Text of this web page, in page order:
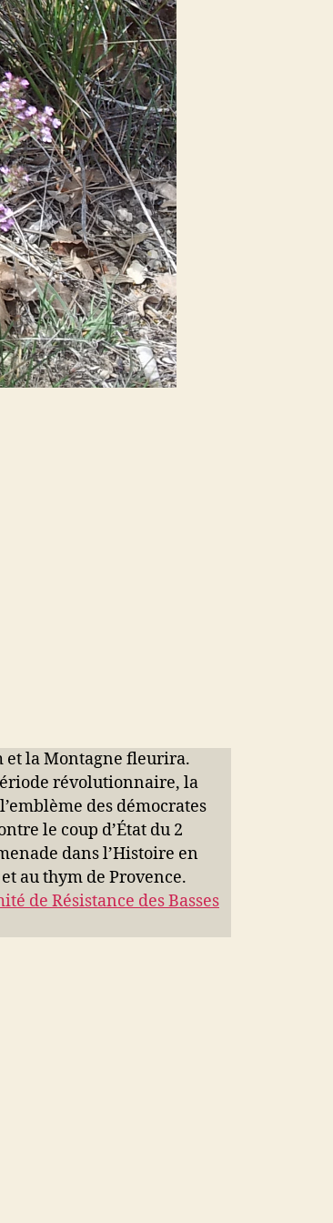
et la Montagne fleurira.
révolutionnaire, la
des démocrates
le coup d’État du 2
dans l’Histoire en
au thym de Provence.
de Résistance des Basses